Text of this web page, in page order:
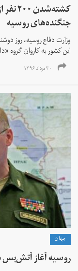
جنگنده‌های روسیه
این کشور به کاروان گروه
۳۰ مرداد ۱۳۹۶
جهان
روسیه آغاز آتش‌بس